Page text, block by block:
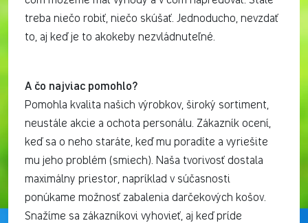
treba niečo robiť, niečo skúšať. Jednoducho, nevzdať
to, aj keď je to akokeby nezvládnuteľné.
A čo najviac pomohlo?
Pomohla kvalita našich výrobkov, široký sortiment,
neustále akcie a ochota personálu. Zákazník ocení,
keď sa o neho staráte, keď mu poradíte a vyriešite
mu jeho problém (smiech). Naša tvorivosť dostala
maximálny priestor, napríklad v súčasnosti
ponúkame možnosť zabalenia darčekových košov.
Snažíme sa zákazníkovi vyhovieť, aj keď príde